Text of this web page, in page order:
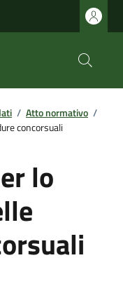
/ Atto normativo /
concorsuali
lo